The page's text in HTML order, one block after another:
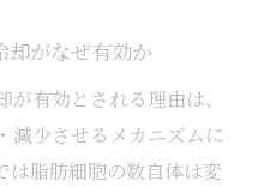
却がなぜ有効か
有効とされる理由は、
減少させるメカニズムに
は脂肪細胞の数自体は変